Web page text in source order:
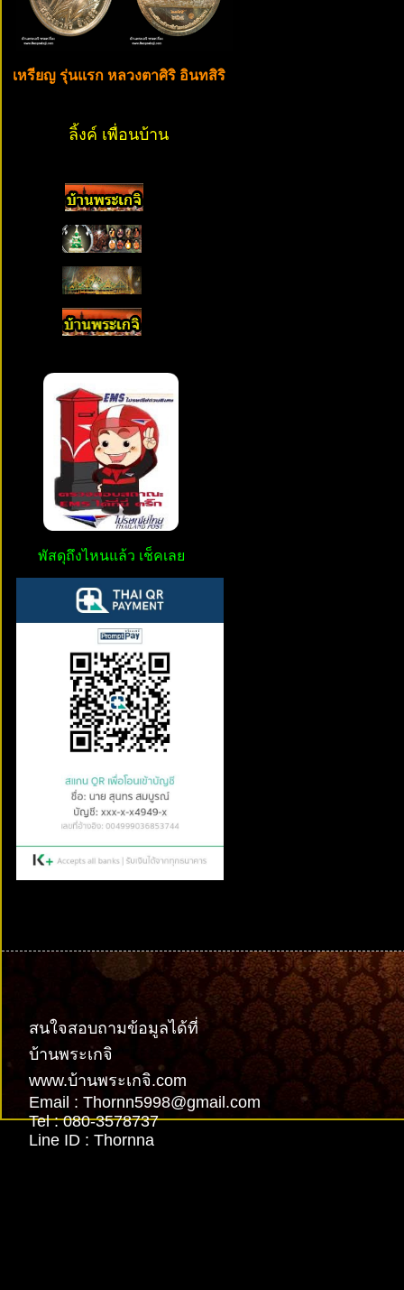
เหรียญ รุ่นแรก หลวงตาศิริ อินทสิริ
ลิ้งค์ เพื่อนบ้าน
พัสดุถึงไหนแล้ว เช็คเลย
สนใจสอบถามข้อมูลได้ที่
บ้านพระเกจิ
www.บ้านพระเกจิ.com
Email : Thornn5998@gmail.com
Tel : 080-3578737
Line ID : Thornna